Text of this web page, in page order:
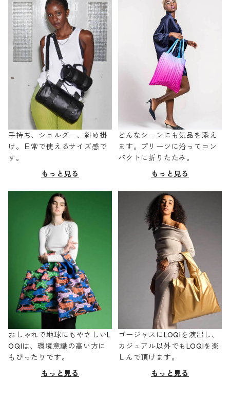
手持ち、ショルダー、斜め掛
け。日常で使えるサイズ感で
す。
もっと見る
どんなシーンにも気品を添え
ます。プリーツに沿ってコン
パクトに折りたたみ。
もっと見る
おしゃれで地球にもやさしいL
OQIは、環境意識の高い方に
もぴったりです。
もっと見る
ゴージャスにLOQIを演出し、
カジュアル以外でもLOQIを楽
しんで頂けます。
もっと見る